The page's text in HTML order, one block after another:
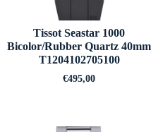
Tissot Seastar 1000
Bicolor/Rubber Quartz 40mm
T1204102705100
€495,00